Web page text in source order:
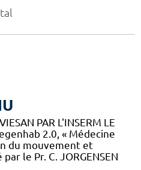
PAR L'INSERM LE
2.0, « Médecine
du mouvement et
le Pr. C. JORGENSEN